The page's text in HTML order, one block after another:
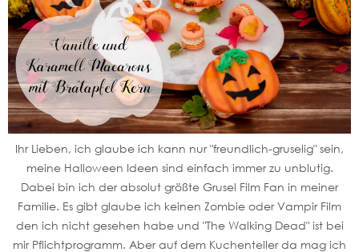
Ihr Lieben, ich glaube ich kann nur "freundlich-gruselig" sein,
meine Halloween Ideen sind einfach immer zu unblutig.
Dabei bin ich der absolut größte Grusel Film Fan in meiner
Familie. Es gibt glaube ich keinen Zombie oder Vampir Film
den ich nicht gesehen habe und "The Walking Dead" ist bei
mir Pflichtprogramm. Aber auf dem Kuchenteller da mag ich